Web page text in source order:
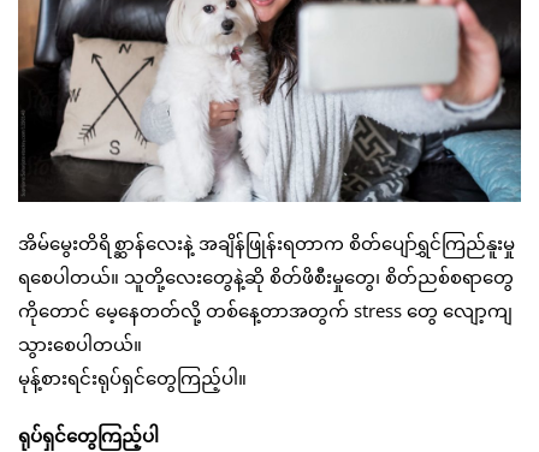
အိမ်မွေးတိရိစ္ဆာန်လေးနဲ့ အချိန်ဖြုန်းရတာက စိတ်ပျော်ရွှင်ကြည်နူးမှု
ရစေပါတယ်။ သူတို့လေးတွေနဲ့ဆို စိတ်ဖိစီးမှုတွေ၊ စိတ်ညစ်စရာတွေ
ကိုတောင် မေ့နေတတ်လို့ တစ်နေ့တာအတွက် stress တွေ လျော့ကျ
သွားစေပါတယ်။
မုန့်စားရင်းရုပ်ရှင်တွေကြည့်ပါ။
ရုပ်ရှင်တွေကြည့်ပါ